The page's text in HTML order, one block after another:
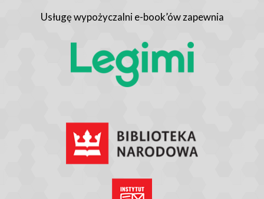
Usługę wypożyczalni e-book’ów zapewnia